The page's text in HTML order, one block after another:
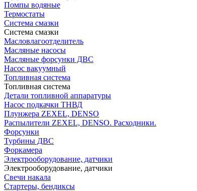
Помпы водяные
Термостаты
Система смазки
Система смазки
Масловлагоотделитель
Масляные насосы
Масляные форсунки ДВС
Насос вакуумный
Топливная система
Топливная система
Детали топливной аппаратуры
Насос подкачки ТНВД
Плунжера ZEXEL, DENSO
Распылители ZEXEL, DENSO. Расходники.
Форсунки
Турбины ДВС
Форкамера
Электрооборудование, датчики
Электрооборудование, датчики
Свечи накала
Стартеры, бендиксы